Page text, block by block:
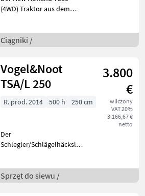
(4WD) Traktor aus dem
vielseitiger Standardtraktor,
der speziell für
landwirtschaftliche
Ciągniki /
Vogel&Noot
TSA/L 250
3.800
€
wliczony
VAT 20%
3.166,67 €
netto
R. prod. 2014 500 h 250 cm
Der
Schlegler/Schlägelhäcksler
leistungsstarkes
landwirtschaftliches Gerät,
Sprzęt do siewu /